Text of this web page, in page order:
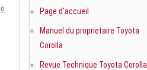
Page d'accueil
Manuel du proprietaire Toyota
Corolla
Revue Technique Toyota Corolla